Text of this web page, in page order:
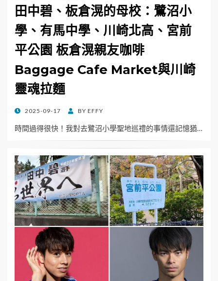
田中碧、板倉滉的母校：鷺沼小
學、有馬中學、川崎北高、宮前
平公園 板倉滉親友咖啡
Baggage Cafe Market與川崎
靈魂拉麵
POSTED
2025-09-17 BY EFFY
時間過得很快！我對去鷺沼小學聖地巡禮的事情還記憶猶…